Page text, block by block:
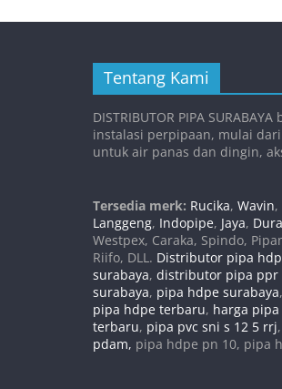
Tentang Kami
DISTRIBUTOR PIPA
instalasi perpipaan, mulai
untuk air panas dan dingin,
Tersedia merk: Rucika, Wavin,
Langgeng, Indopipe, Jaya,
Westpex, Caraka, Spindo,
Riifo, DLL. Distributor pipa
surabaya, distributor pipa ppr
surabaya, pipa hdpe surabaya,
pipa hdpe terbaru, harga
terbaru, pipa pvc sni s 12 5 rrj,
pdam, pipa hdpe pn 10, pipa